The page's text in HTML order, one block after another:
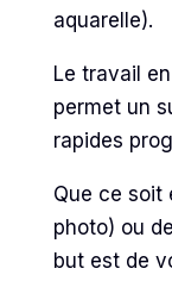
aquarelle).
Le travail
permet un
rapides
Que ce soit
photo) ou
but est de